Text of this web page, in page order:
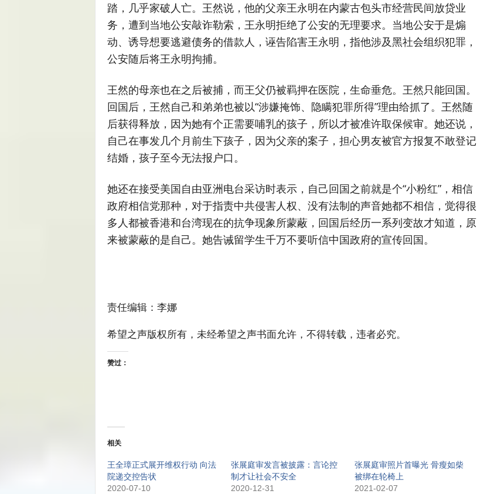
踏，几乎家破人亡。王然说，他的父亲王永明在内蒙古包头市经营民间放贷业
务，遭到当地公安敲诈勒索，王永明拒绝了公安的无理要求。当地公安于是煽
动、诱导想要逃避债务的借款人，诬告陷害王永明，指他涉及黑社会组织犯罪，
公安随后将王永明拘捕。
王然的母亲也在之后被捕，而王父仍被羁押在医院，生命垂危。王然只能回国。
回国后，王然自己和弟弟也被以“涉嫌掩饰、隐瞒犯罪所得”理由给抓了。王然随
后获得释放，因为她有个正需要哺乳的孩子，所以才被准许取保候审。她还说，
自己在事发几个月前生下孩子，因为父亲的案子，担心男友被官方报复不敢登记
结婚，孩子至今无法报户口。
她还在接受美国自由亚洲电台采访时表示，自己回国之前就是个“小粉红”，相信
政府相信党那种，对于指责中共侵害人权、没有法制的声音她都不相信，觉得很
多人都被香港和台湾现在的抗争现象所蒙蔽，回国后经历一系列变故才知道，原
来被蒙蔽的是自己。她告诫留学生千万不要听信中国政府的宣传回国。
责任编辑：李娜
希望之声版权所有，未经希望之声书面允许，不得转载，违者必究。
赞过：
相关
王全璋正式展开维权行动 向法
院递交控告状
2020-07-10
张展庭审发言被披露：言论控
制才让社会不安全
2020-12-31
张展庭审照片首曝光 骨瘦如柴
被绑在轮椅上
2021-02-07